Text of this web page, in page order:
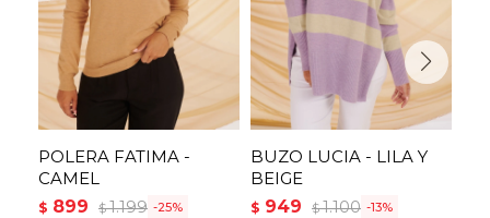
POLERA FATIMA -
CAMEL
$ 899 $ 1.199 25
BUZO LUCIA - LILA Y
BEIGE
$ 949 $ 1.100 13